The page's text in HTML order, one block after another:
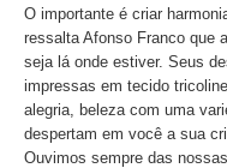
O importante é criar
ressalta Afonso Franco que
seja lá onde estiver. Seus
impressas em tecido
alegria, beleza com uma
despertam em você a sua
Ouvimos sempre das